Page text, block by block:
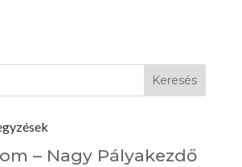
– Nagy Pályakezdő